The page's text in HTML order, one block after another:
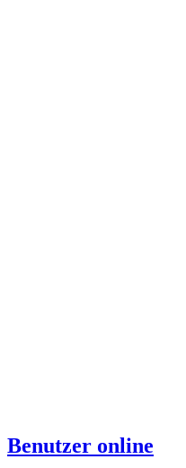
Benutzer online